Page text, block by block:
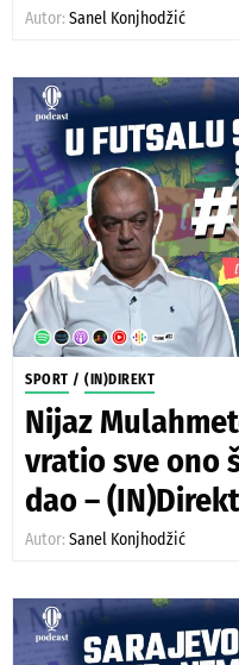
Autor: Sanel Konjhodžić
SPORT / (IN)DIREKT
Nijaz
vratio sve ono
dao – (IN)Direkt
Autor: Sanel Konjhodžić